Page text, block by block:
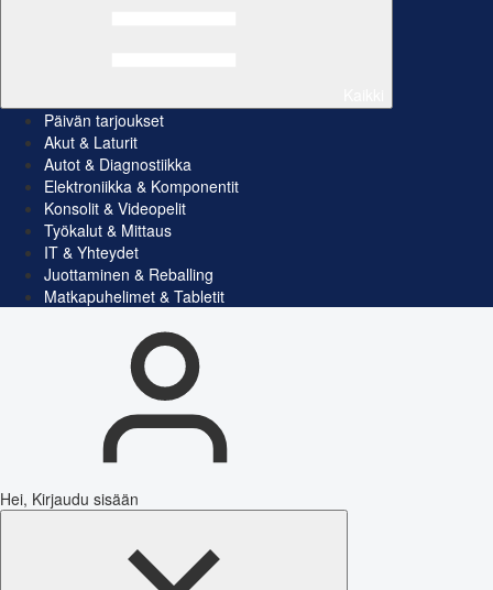
Päivän tarjoukset
Akut & Laturit
Autot & Diagnostiikka
Elektroniikka & Komponentit
Konsolit & Videopelit
Työkalut & Mittaus
IT & Yhteydet
Juottaminen & Reballing
Matkapuhelimet & Tabletit
Hei, Kirjaudu sisään